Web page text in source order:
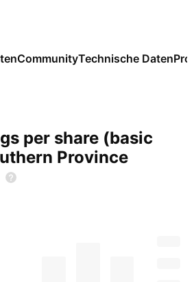
CommunityTechnische Daten
per share (basic
Province